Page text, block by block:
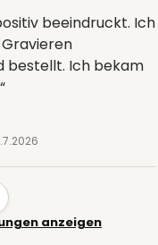
beeindruckt. Ich
bestellt. Ich bekam
anzeigen